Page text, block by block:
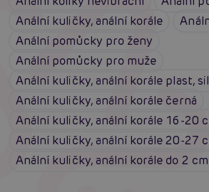
Anální kuličky, anální korále
Anální pomůcky pro ženy
Anální pomůcky pro muže
Anální kuličky, anální korále plast,
Anální kuličky, anální korále černá
Anální kuličky, anální korále 16-20
Anální kuličky, anální korále 20-27
Anální kuličky, anální korále do 2